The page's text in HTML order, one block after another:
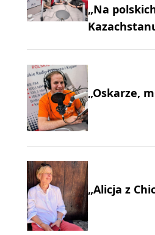
„Na
„Oskarze,
„Alicja z